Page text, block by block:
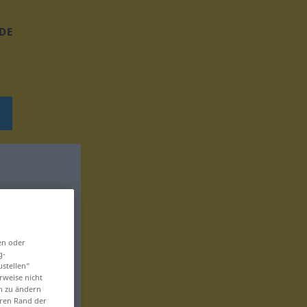
DE
oder
nicht
zu ändern
Rand der